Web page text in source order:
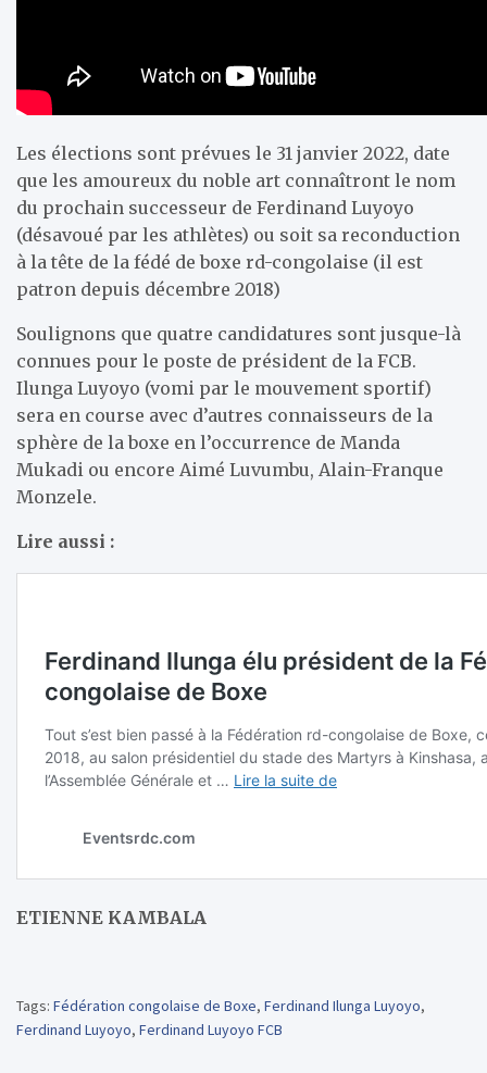
Les élections sont prévues le 31 janvier 2022, date
que les amoureux du noble art connaîtront le nom
du prochain successeur de Ferdinand Luyoyo
(désavoué par les athlètes) ou soit sa reconduction
à la tête de la fédé de boxe rd-congolaise (il est
patron depuis décembre 2018)
Soulignons que quatre candidatures sont jusque-là
connues pour le poste de président de la FCB.
Ilunga Luyoyo (vomi par le mouvement sportif)
sera en course avec d’autres connaisseurs de la
sphère de la boxe en l’occurrence de Manda
Mukadi ou encore Aimé Luvumbu, Alain-Franque
Monzele.
Lire aussi :
ETIENNE KAMBALA
Tags: Fédération congolaise de Boxe, Ferdinand Ilunga Luyoyo,
Ferdinand Luyoyo, Ferdinand Luyoyo FCB